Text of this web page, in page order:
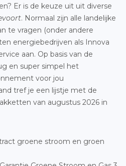
Er is de keuze uit uit diverse
. Normaal zijn alle landelijke
te vragen (onder andere
energiebedrijven als Innova
aan. Op basis van de
en super simpel het
voor jou
tref je een lijstje met de
van augustus 2026 in
groene stroom en groen